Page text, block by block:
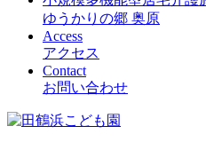
ゆうかりの郷 奥原
Access
アクセス
Contact
お問い合わせ